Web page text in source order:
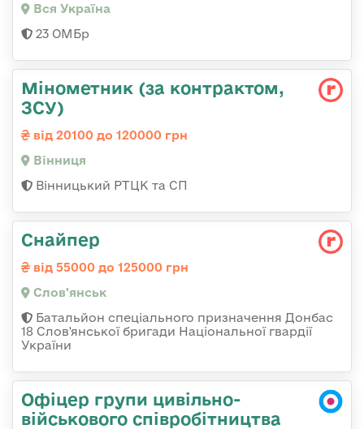
Вся Україна
23 ОМБр
Мінометник (за контрактом,
ЗСУ)
від 20100 до 120000 грн
Вінниця
Вінницький РТЦК та СП
Снайпер
від 55000 до 125000 грн
Слов'янськ
Батальйон спеціального призначення Донбас
18 Слов'янської бригади Національної гвардії
України
Офіцер групи цивільно-
військового співробітництва